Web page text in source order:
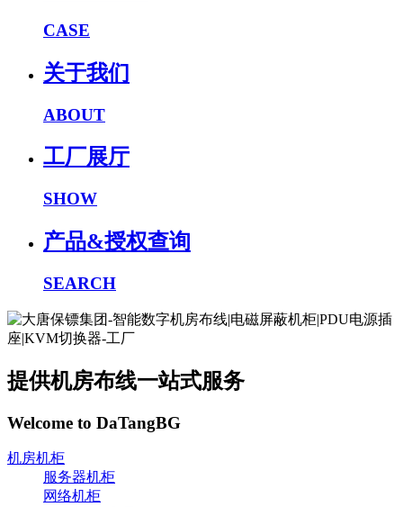
CASE
关于我们
ABOUT
工厂展厅
SHOW
产品&授权查询
SEARCH
提供机房布线一站式服务
Welcome to DaTangBG
机房机柜
服务器机柜
网络机柜